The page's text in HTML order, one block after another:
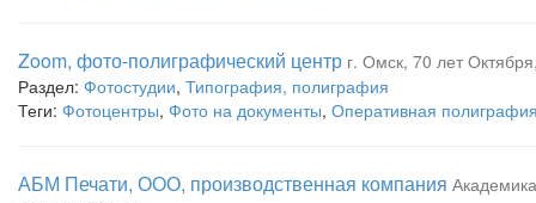
Zoom, фото-полиграфический центр г. Омск, 70 лет
Раздел: Фотостудии, Типография, полиграфия
Теги: Фотоцентры, Фото на документы, Оперативная
АБМ Печати, ООО, производственная компания